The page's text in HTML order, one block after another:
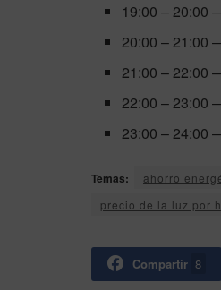
19:00 – 20:00
20:00 – 21:00
21:00 – 22:00
22:00 – 23:00
23:00 – 24:00
Temas: ahorro
precio de la luz por
Compartir 8